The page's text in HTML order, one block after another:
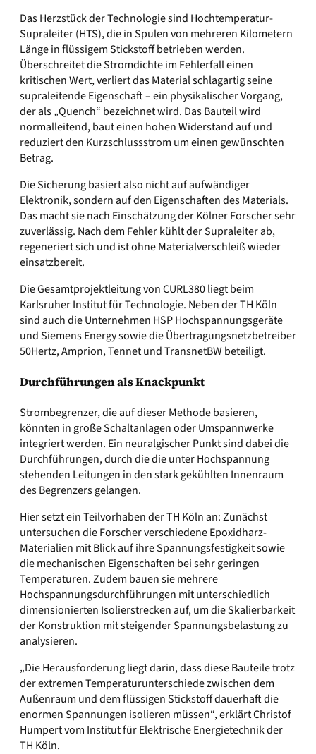
Das Herzstück der Technologie sind Hochtemperatur-
Supraleiter (HTS), die in Spulen von mehreren Kilometern
Länge in flüssigem Stickstoff betrieben werden.
Überschreitet die Stromdichte im Fehlerfall einen
kritischen Wert, verliert das Material schlagartig seine
supraleitende Eigenschaft – ein physikalischer Vorgang,
der als „Quench“ bezeichnet wird. Das Bauteil wird
normalleitend, baut einen hohen Widerstand auf und
reduziert den Kurzschlussstrom um einen gewünschten
Betrag.
Die Sicherung basiert also nicht auf aufwändiger
Elektronik, sondern auf den Eigenschaften des Materials.
Das macht sie nach Einschätzung der Kölner Forscher sehr
zuverlässig. Nach dem Fehler kühlt der Supraleiter ab,
regeneriert sich und ist ohne Materialverschleiß wieder
einsatzbereit.
Die Gesamtprojektleitung von CURL380 liegt beim
Karlsruher Institut für Technologie. Neben der TH Köln
sind auch die Unternehmen HSP Hochspannungsgeräte
und Siemens Energy sowie die Übertragungsnetzbetreiber
50Hertz, Amprion, Tennet und TransnetBW beteiligt.
Durchführungen als Knackpunkt
Strombegrenzer, die auf dieser Methode basieren,
könnten in große Schaltanlagen oder Umspannwerke
integriert werden. Ein neuralgischer Punkt sind dabei die
Durchführungen, durch die die unter Hochspannung
stehenden Leitungen in den stark gekühlten Innenraum
des Begrenzers gelangen.
Hier setzt ein Teilvorhaben der TH Köln an: Zunächst
untersuchen die Forscher verschiedene Epoxidharz-
Materialien mit Blick auf ihre Spannungsfestigkeit sowie
die mechanischen Eigenschaften bei sehr geringen
Temperaturen. Zudem bauen sie mehrere
Hochspannungsdurchführungen mit unterschiedlich
dimensionierten Isolierstrecken auf, um die Skalierbarkeit
der Konstruktion mit steigender Spannungsbelastung zu
analysieren.
„Die Herausforderung liegt darin, dass diese Bauteile trotz
der extremen Temperaturunterschiede zwischen dem
Außenraum und dem flüssigen Stickstoff dauerhaft die
enormen Spannungen isolieren müssen“, erklärt Christof
Humpert vom Institut für Elektrische Energietechnik der
TH Köln.